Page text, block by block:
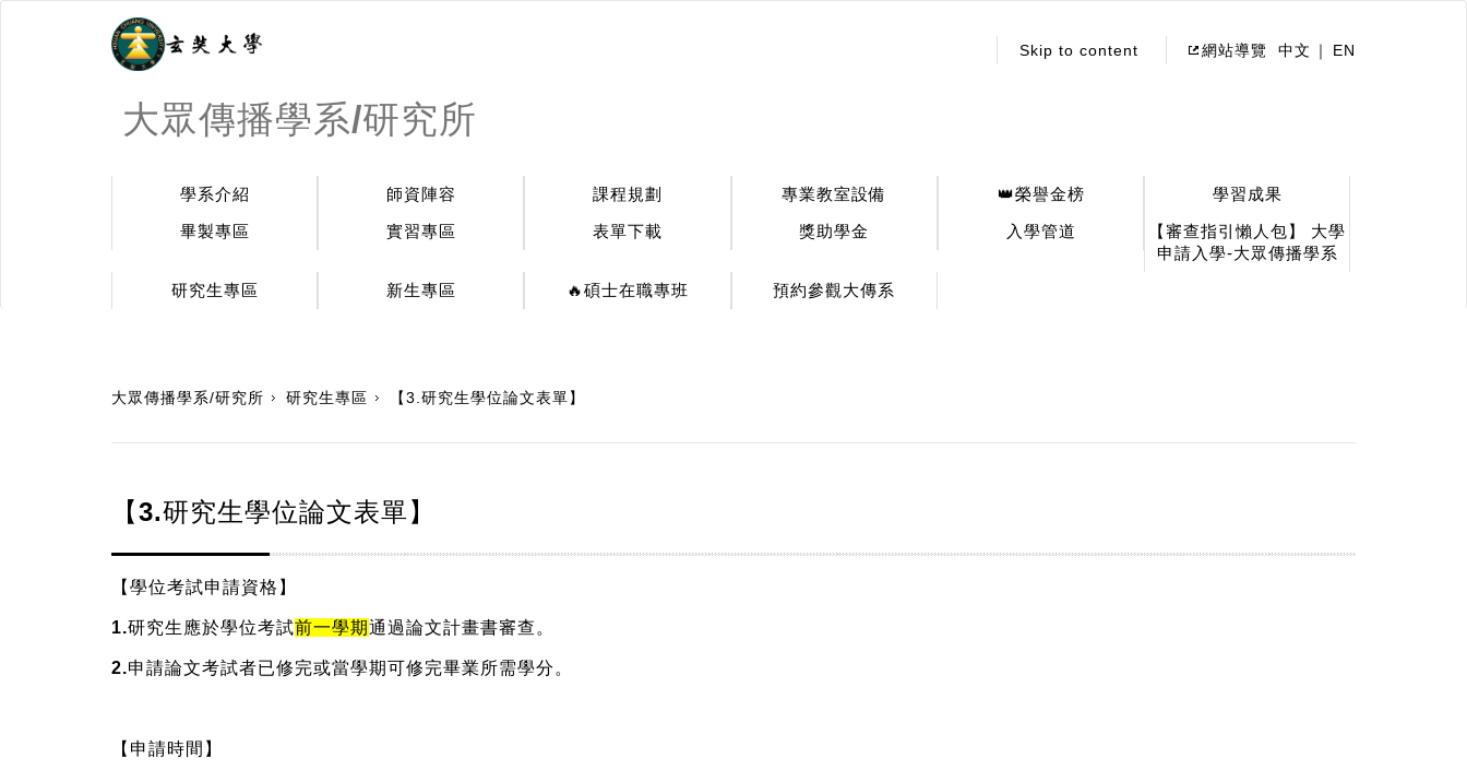
大眾傳播學系/研究所
Skip to content 網站導覽 中文 EN
學系介紹 師資陣容 課程規劃 專業教室設備 👑榮譽金榜
學習成果
畢製專區
實習專區 表單下載 獎助學金 入學管道
【審查指引懶人包】 大學
申請入學-大眾傳播學系
研究生專區
新生專區 🔥碩士在職專班 預約參觀大傳系
大眾傳播學系/研究所 研究生專區 【3.研究生學位論文表單】
【3.研究生學位論文表單】
【學位考試申請資格】
1.研究生應於學位考試前一學期通過論文計畫書審查。
2.申請論文考試者已修完或當學期可修完畢業所需學分。
【申請時間】